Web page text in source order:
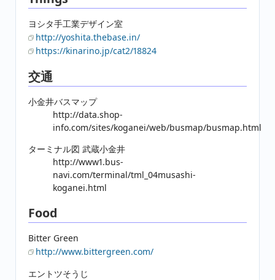
ヨシタ手工業デザイン室
http://yoshita.thebase.in/
https://kinarino.jp/cat2/18824
交通
小金井バスマップ
http://data.shop-
info.com/sites/koganei/web/busmap/busmap.html
ターミナル図 武蔵小金井
http://www1.bus-
navi.com/terminal/tml_04musashi-
koganei.html
Food
Bitter Green
http://www.bittergreen.com/
エントツそうじ